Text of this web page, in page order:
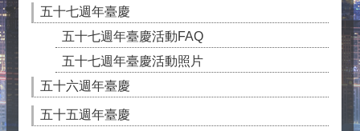
五十七週年臺慶
五十七週年臺慶活動FAQ
五十七週年臺慶活動照片
五十六週年臺慶
五十五週年臺慶